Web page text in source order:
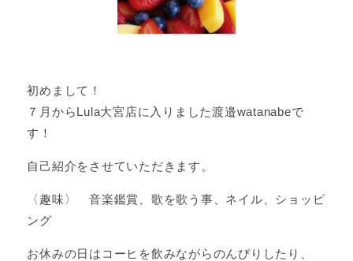
初めまして！
７月からLula大宮店に入りました渡邉watanabeで
す！
自己紹介をさせていただきます。
〈趣味〉 音楽鑑賞、歌を歌う事、ネイル、ショッピ
ング
お休みの日はコーヒを飲みながらのんびりしたり、